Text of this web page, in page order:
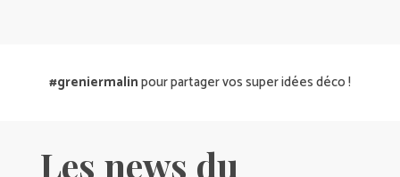
#greniermalinpour partager vos super idées déco !
Les news du